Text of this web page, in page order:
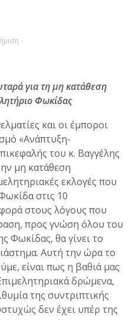
-
για τη μη κατάθεση
Φωκίδας
και οι έμποροι
«Ανάπτυξη-
του κ. Βαγγέλης
μη κατάθεση
εκλογές που
στις 10
στους λόγους που
προς γνώση όλου του
Φωκίδας, θα γίνει το
Αυτή την ώρα το
είναι πως η βαθιά μας
δρώμενα,
της συντριπτικής
δεν έχει υπέρ της